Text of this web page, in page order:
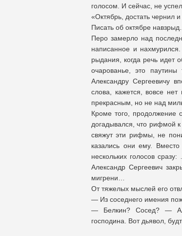
голосом. И сейчас, не
«Октябрь, достать чернил и
Писать об октябре
Перо замерло над
написанное и
рыдания, когда речь идет
очарованье, это
Александру Сергеевичу
слова, кажется, вовсе
прекрасным, но не над
Кроме того, продолжение
догадывался, что рифмой
свяжут эти рифмы, не
казались они ему.
нескольких голосов
Александр Сергеевич
мигрени…
От тяжелых мыслей его
— Из соседнего имения
— Белкин? Сосед? —
господина. Вот дьявол,